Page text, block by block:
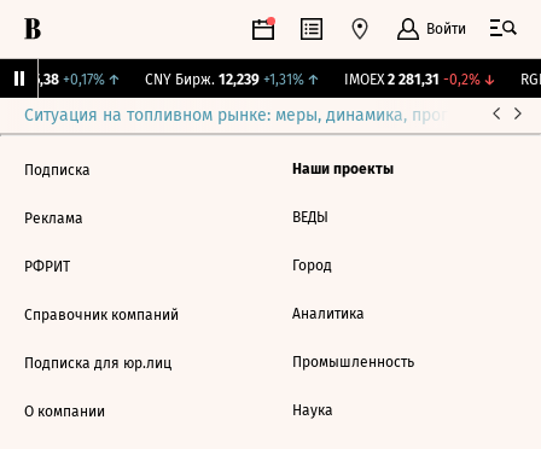
Войти
115,38 +0,17%↑ CNY Бирж. 12,239 +1,31%↑ IMOEX 2 281,31 -0,2%↓
Ситуация на топливном рынке: меры, динамика, прогнозы
Подписка
Реклама
РФРИТ
Справочник компаний
Подписка для юр.лиц
О компании
Наши проекты
ВЕДЫ
Город
Аналитика
Промышленность
Наука